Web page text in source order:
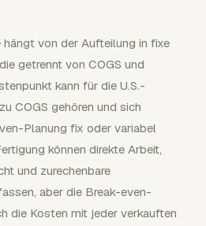
von der Aufteilung in fixe
getrennt von COGS und
kann für die U.S.-
COGS gehören und sich
Planung fix oder variabel
können direkte Arbeit,
und zurechenbare
aber die Break-even-
die Kosten mit jeder verkauften